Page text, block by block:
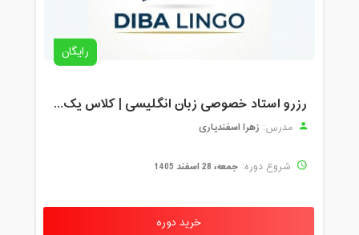
رایگان
رزرو استاد خصوصی زبان انگلیسی | کلاس یک‌نفره با زهرا اسفندیاری + مشاوره رایگان
مدرس: زهرا اسفندیاری
شروع دوره: جمعه، 28 اسفند 1405
خرید دوره